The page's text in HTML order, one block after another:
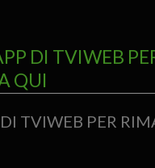
DI TVIWEB
QUI
TVIWEB PER